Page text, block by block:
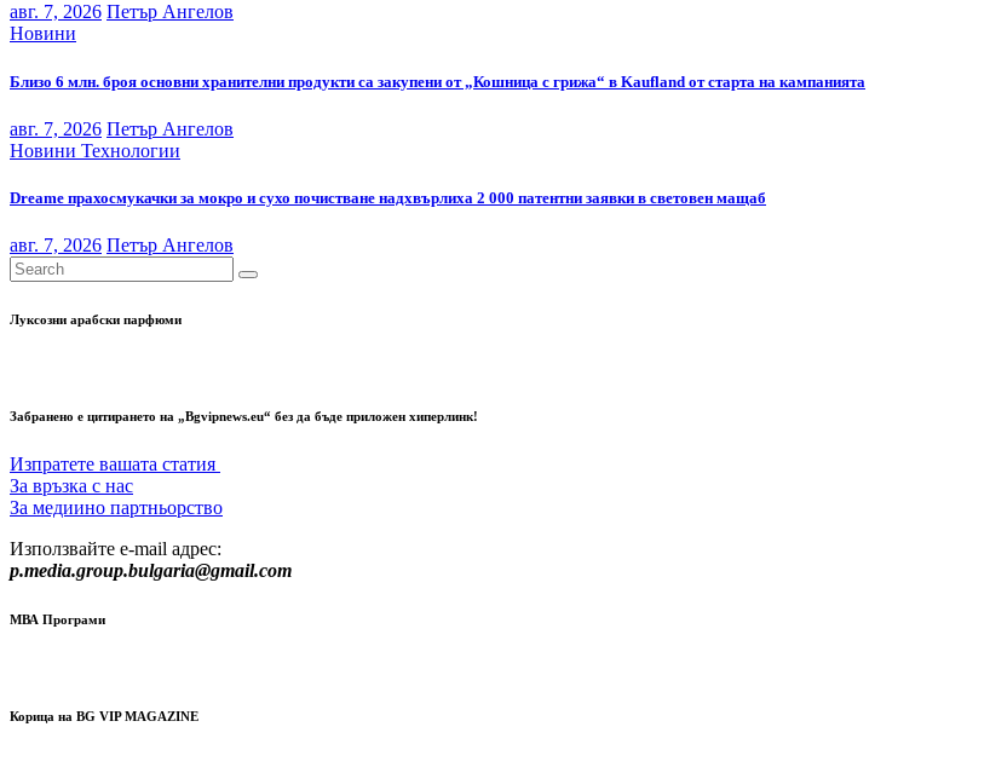
авг. 7, 2026 Петър Ангелов
Новини
Близо 6 млн. броя основни хранителни продукти са закупени от „Кошница с грижа“ в Kaufland от старта на кампанията
авг. 7, 2026 Петър Ангелов
Новини Технологии
Dreame прахосмукачки за мокро и сухо почистване надхвърлиха 2 000 патентни заявки в световен мащаб
авг. 7, 2026 Петър Ангелов
Луксозни арабски парфюми
Забранено е цитирането на „Bgvipnews.eu“ без да бъде приложен хиперлинк!
Изпратете вашата статия
За връзка с нас
За медиино партньорство
Използвайте e-mail адрес:
p.media.group.bulgaria@gmail.com
МВА Програми
Корица на BG VIP MAGAZINE